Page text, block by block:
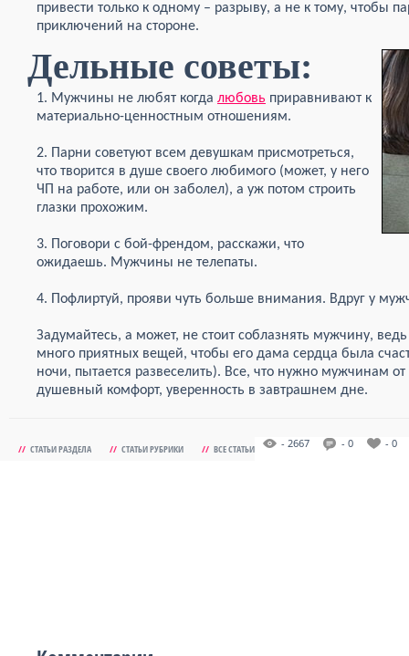
привести только к одному – разрыву, а не к тому, чтобы
приключений на стороне.
Дельные советы:
1. Мужчины не любят когда любовь приравнивают к
материально-ценностным отношениям.
2. Парни советуют всем девушкам присмотреться,
что творится в душе своего любимого (может, у него
ЧП на работе, или он заболел), а уж потом строить
глазки прохожим.
3. Поговори с бой-френдом, расскажи, что
ожидаешь. Мужчины не телепаты.
4. Пофлиртуй, прояви чуть больше внимания. Вдруг у
Задумайтесь, а может, не стоит соблазнять мужчину,
много приятных вещей, чтобы его дама сердца была
ночи, пытается развеселить). Все, что нужно мужчинам
душевный комфорт, уверенность в завтрашнем дне.
// СТАТЬИ РАЗДЕЛА // СТАТЬИ РУБРИКИ // ВСЕ СТАТЬИ - 2667 - 0 - 0